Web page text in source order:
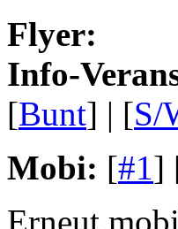
Flyer:
Info-
[Bunt] | [S/
Mobi: [#1]
Erneut